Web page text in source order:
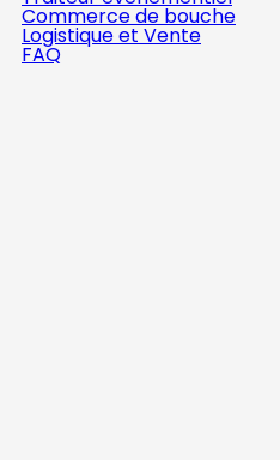
Commerce de bouche
Logistique et Vente
FAQ